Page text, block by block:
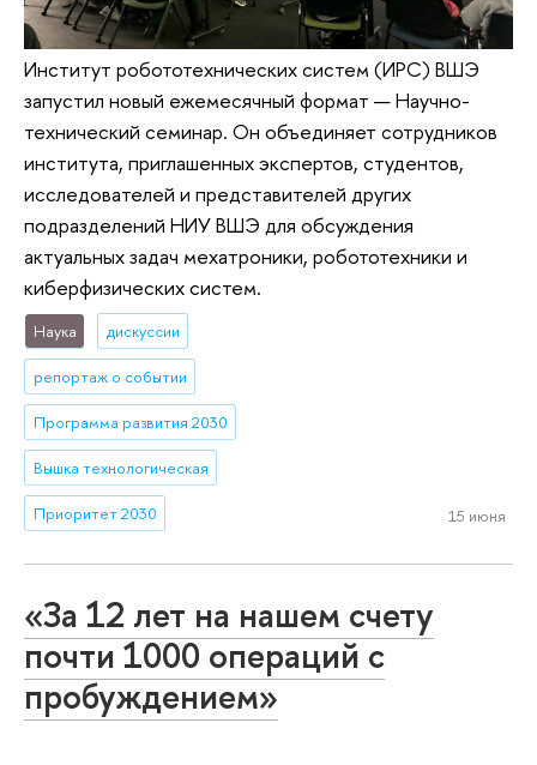
Институт робототехнических систем (ИРС) ВШЭ
запустил новый ежемесячный формат — Научно-
технический семинар. Он объединяет сотрудников
института, приглашенных экспертов, студентов,
исследователей и представителей других
подразделений НИУ ВШЭ для обсуждения
актуальных задач мехатроники, робототехники и
киберфизических систем.
Наука дискуссии
репортаж о событии
Программа развития 2030
Вышка технологическая
Приоритет 2030 15 июня
«За 12 лет на нашем счету
почти 1000 операций с
пробуждением»